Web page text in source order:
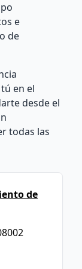
e
de
en el
desde el
todas las
de